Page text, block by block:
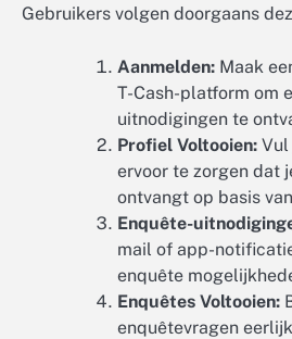
Gebruikers volgen doorgaans
Aanmelden: Maak
T-Cash-platform om
uitnodigingen te
Profiel Voltooien: Vul
ervoor te zorgen dat
ontvangt op basis
Enquête-
mail of app-
enquête
Enquêtes Voltooien:
enquêtevragen